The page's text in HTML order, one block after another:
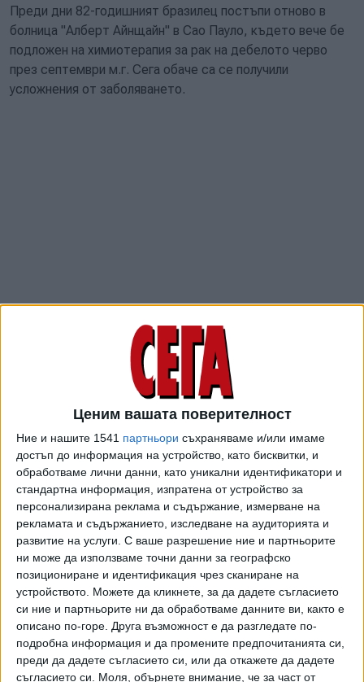
Ценим вашата поверителност
Ние и нашите 1541 партньори съхраняваме и/или имаме
достъп до информация на устройство, като бисквитки, и
обработваме лични данни, като уникални идентификатори и
стандартна информация, изпратена от устройство за
персонализирана реклама и съдържание, измерване на
рекламата и съдържанието, изследване на аудиторията и
развитие на услуги. С ваше разрешение ние и партньорите
ни може да използваме точни данни за географско
позициониране и идентификация чрез сканиране на
устройството. Можете да кликнете, за да дадете съгласието
си ние и партньорите ни да обработваме данните ви, както е
описано по-горе. Друга възможност е да разгледате по-
подробна информация и да промените предпочитанията си,
преди да дадете съгласието си, или да откажете да дадете
съгласието си.
Моля, обърнете внимание, че за част от
Преди дни 82-годишният бразилец постъпи отново в
болница "Алберт Айнщайн" в Сао Пауло, където вече бе
подложен на химиотерапия за рак на дебелото черво
през септември м.г. Сега обаче са се получили
усложнения от заболяването.
От болницата твърдят, че състоянието на Пеле е
стабилно и той е лекуван от респираторна инфекция.
Бразилски медии обаче твърдят, че основното му
заболяване е вече в твърде напреднал стадий. Според
някои информации той е вече на палиативни грижи,
каквито се полагат на пациенти с потенциално
животозастрашаващи заболявания или състояния в края
на живота им.
В Бразилия вече отправят молитви за здравето на Краля
на футбола. Бившият му клуб "Сантос" излезе със
съобщение: "Целият свят е с теб и ти желае най-
доброто."
А френският национал Килиан Мбапе, който в последните
години демонстрира приятелството си с Пеле, написа в
"Туитър": "Молете се за Краля!".
Снощи на кулите близнаци "Ал Джабер" в Лусаил (Катар)